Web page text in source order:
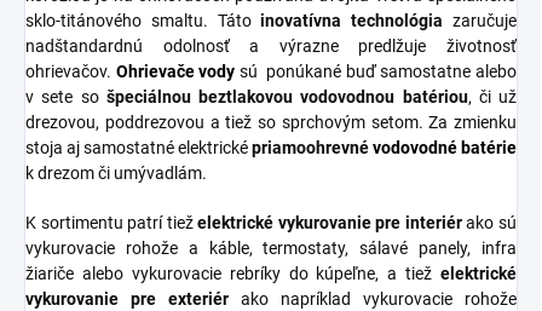
sklo-titánového smaltu. Tátoinovatívna technológia zaručuje
nadštandardnú odolnosť a výrazne predlžuje životnosť
ohrievačov. Ohrievače vody sú ponúkané buď samostatne alebo
v sete so špeciálnou beztlakovou vodovodnou batériou, či už
drezovou, poddrezovou a tiež so sprchovým setom. Za zmienku
stoja aj samostatné elektricképriamoohrevnévodovodné batérie
k drezom či umývadlám.
K sortimentu patrí tieželektrické vykurovanie pre interiérako sú
vykurovacie rohože a káble, termostaty, sálavé panely, infra
žiariče alebo vykurovacie rebríky do kúpeľne, a tiež elektrické
vykurovanie pre exteriér ako napríklad vykurovacie rohože